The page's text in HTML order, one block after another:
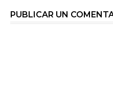
PUBLICAR UN